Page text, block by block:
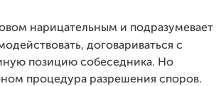
нарицательным и подразумевает
договариваться с
позицию собеседника. Но
процедура разрешения споров.